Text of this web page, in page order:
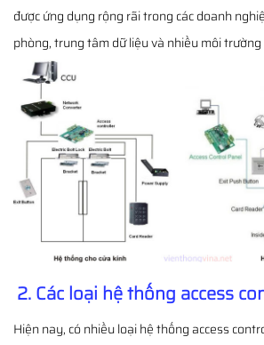
được ứng dụng rộng rãi trong các doanh
phòng, trung tâm dữ liệu và nhiều môi trường
2. Các loại hệ thống access
Hiện nay, có nhiều loại hệ thống access